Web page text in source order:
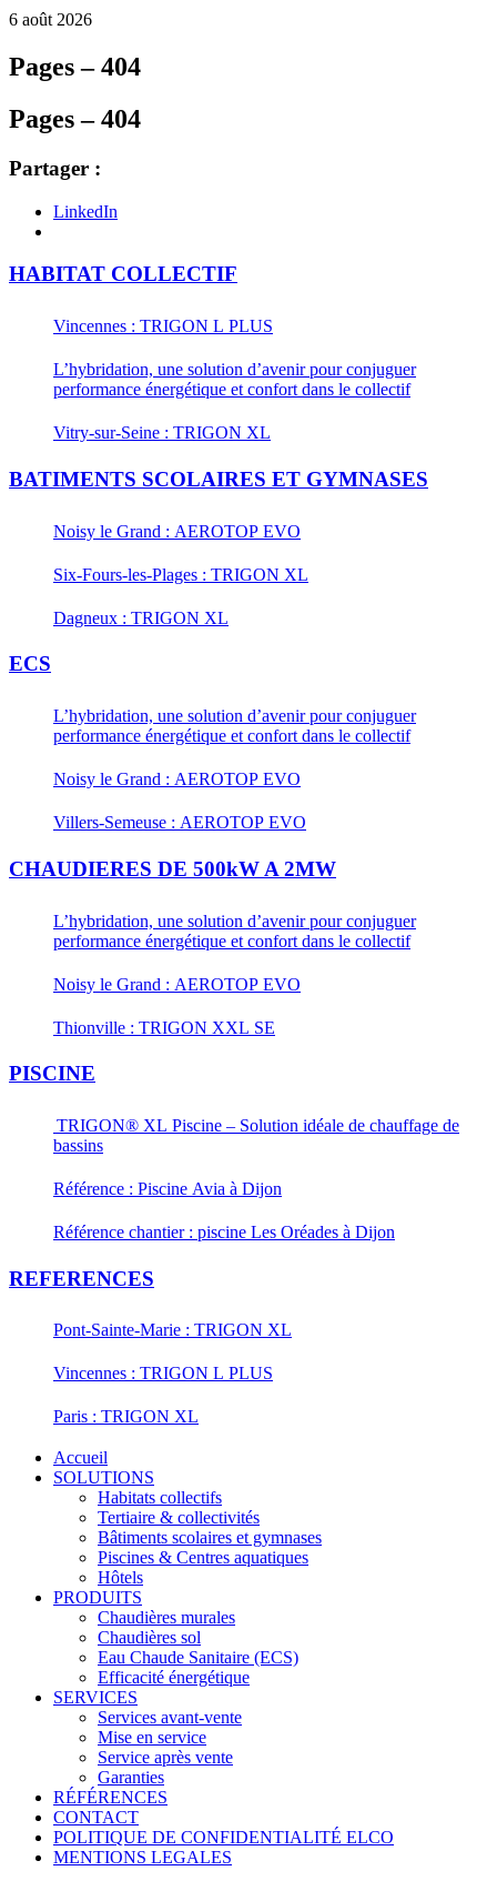
6 août 2026
Pages – 404
Pages – 404
Partager :
LinkedIn
HABITAT COLLECTIF
Vincennes : TRIGON L PLUS
L’hybridation, une solution d’avenir pour conjuguer
performance énergétique et confort dans le collectif
Vitry-sur-Seine : TRIGON XL
BATIMENTS SCOLAIRES ET GYMNASES
Noisy le Grand : AEROTOP EVO
Six-Fours-les-Plages : TRIGON XL
Dagneux : TRIGON XL
ECS
L’hybridation, une solution d’avenir pour conjuguer
performance énergétique et confort dans le collectif
Noisy le Grand : AEROTOP EVO
Villers-Semeuse : AEROTOP EVO
CHAUDIERES DE 500kW A 2MW
L’hybridation, une solution d’avenir pour conjuguer
performance énergétique et confort dans le collectif
Noisy le Grand : AEROTOP EVO
Thionville : TRIGON XXL SE
PISCINE
TRIGON® XL Piscine – Solution idéale de chauffage de
bassins
Référence : Piscine Avia à Dijon
Référence chantier : piscine Les Oréades à Dijon
REFERENCES
Pont-Sainte-Marie : TRIGON XL
Vincennes : TRIGON L PLUS
Paris : TRIGON XL
Accueil
SOLUTIONS
Habitats collectifs
Tertiaire & collectivités
Bâtiments scolaires et gymnases
Piscines & Centres aquatiques
Hôtels
PRODUITS
Chaudières murales
Chaudières sol
Eau Chaude Sanitaire (ECS)
Efficacité énergétique
SERVICES
Services avant-vente
Mise en service
Service après vente
Garanties
RÉFÉRENCES
CONTACT
POLITIQUE DE CONFIDENTIALITÉ ELCO
MENTIONS LEGALES